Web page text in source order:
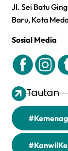
Jl. Sei Batu
Baru, Kota
Sosial Media
Tautan